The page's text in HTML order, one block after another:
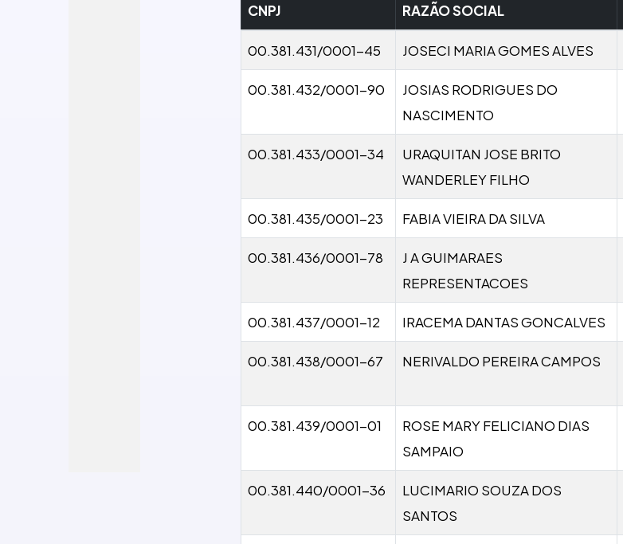
CNPJ RAZÃO SOCIAL
00.381.431/0001-45 JOSECI MARIA GOMES ALVES
00.381.432/0001-90
JOSIAS RODRIGUES DO
NASCIMENTO
00.381.433/0001-34
URAQUITAN JOSE BRITO
WANDERLEY FILHO
00.381.435/0001-23 FABIA VIEIRA DA SILVA
00.381.436/0001-78
J A GUIMARAES
REPRESENTACOES
00.381.437/0001-12 IRACEMA DANTAS GONCALVES
00.381.438/0001-67 NERIVALDO PEREIRA CAMPOS
00.381.439/0001-01
ROSE MARY FELICIANO DIAS
SAMPAIO
00.381.440/0001-36
LUCIMARIO SOUZA DOS
SANTOS